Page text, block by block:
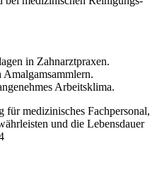
in Zahnarztpraxen.
Arbeitsklima.
medizinisches Fachpersonal,
und die Lebensdauer